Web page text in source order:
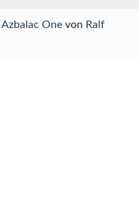
Azbalac One von Ralf